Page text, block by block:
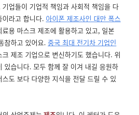
업들이 기업적 책임과 사회적 책임을 다
라고 합니다. 아이폰 제조사인 대만 폭스
용 마스크 제조에 활용하고 있고, 일본
참하고 있어요. 중국 최대 전기차 기업인
제조 기업으로 변신하기도 했습니다. 위
있습니다. 모두 함께 잘 이겨 내길 응원하
도 보다 다양한 지식을 전달 드릴 수 있